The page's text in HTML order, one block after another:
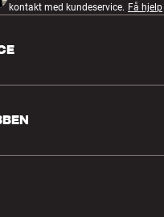
kontakt med kundeservice. Få hjelp